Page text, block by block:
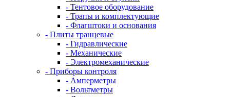
- Тентовое оборудование
- Трапы и комплектующие
- Флагштоки и основания
- Плиты транцевые
- Гидравлические
- Механические
- Электромеханические
- Приборы контроля
- Амперметры
- Вольтметры